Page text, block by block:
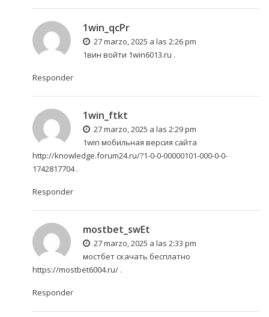
1win_qcPr
27 marzo, 2025 a las 2:26 pm
1вин войти 1win6013.ru .
Responder
1win_ftkt
27 marzo, 2025 a las 2:29 pm
1win мобильная версия сайта
http://knowledge.forum24.ru/?1-0-0-00000101-000-0-0-
1742817704.
Responder
mostbet_swEt
27 marzo, 2025 a las 2:33 pm
мостбет скачать бесплатно
https://mostbet6004.ru/.
Responder